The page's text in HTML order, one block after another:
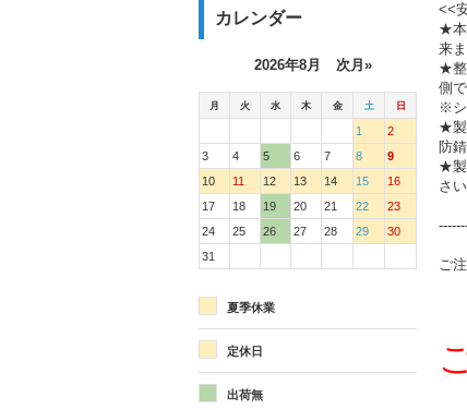
カレンダー
2026年8月 次月»
月 火 水 木 金 土 日
1
2
3
4 5 6 7 8
9
10
11 12 13 14 15
16
17
18 19 20 21 22
23
24
25 26 27 28 29
30
31
夏季休業
定休日
出荷無
<<
★本
来
★整
側
※シ
★製
防
★製
さ
ご